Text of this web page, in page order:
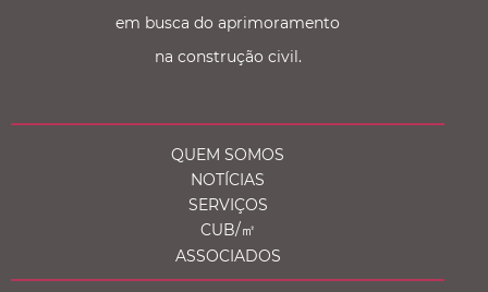
em busca do aprimoramento
na construção civil.
QUEM SOMOS
NOTÍCIAS
SERVIÇOS
CUB/㎡
ASSOCIADOS